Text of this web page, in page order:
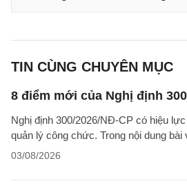
TIN CÙNG CHUYÊN MỤC
8 điểm mới của Nghị định
Nghị định 300/2026/NĐ-CP có hiệu
quản lý công chức. Trong nội dung
03/08/2026